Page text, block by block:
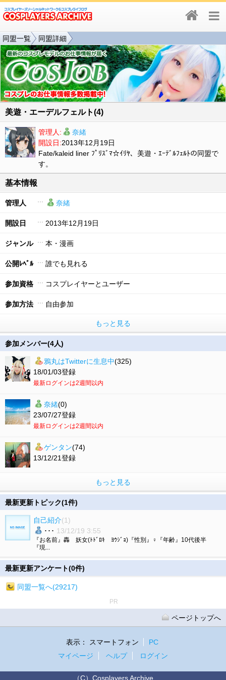
同盟一覧 同盟詳細
美遊・エーデルフェルト(4)
管理人:
奈緒
開設日:2013年12月19日
Fate/kaleid liner ﾌﾟﾘｽﾞﾏ☆ｲﾘﾔ、美遊・ｴｰﾃﾞﾙﾌｪﾙﾄの同盟で
す。
基本情報
管理人 奈緒
開設日 2013年12月19日
ジャンル 本・漫画
公開ﾚﾍﾞﾙ 誰でも見れる
参加資格 コスプレイヤーとユーザー
参加方法 自由参加
もっと見る
参加メンバー(4人)
鴉丸はTwitterに生息中(325)
18/01/03登録
最新ログインは2週間以内
奈緒(0)
23/07/27登録
最新ログインは2週間以内
ゲンタン(74)
13/12/21登録
もっと見る
最新更新トピック(1件)
自己紹介(1)
･･･ 13/12/19 3:55
『お名前』轟 妖女(ﾄﾄﾞﾛｷ ﾖｳｼﾞｮ)『性別』♀『年齢』10代後半
『現...
最新更新アンケート(0件)
同盟一覧へ(29217)
PR
ページトップへ
表示： スマートフォン
PC
マイページ
ヘルプ ログイン
（C）Cosplayers Archive